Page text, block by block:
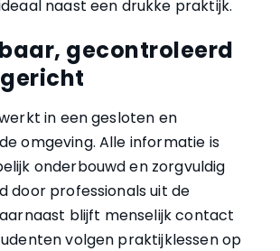
naast een drukke praktijk.
gecontroleerd
in een gesloten en
omgeving. Alle informatie is
onderbouwd en zorgvuldig
door professionals uit de
blijft menselijk contact
volgen praktijklessen op